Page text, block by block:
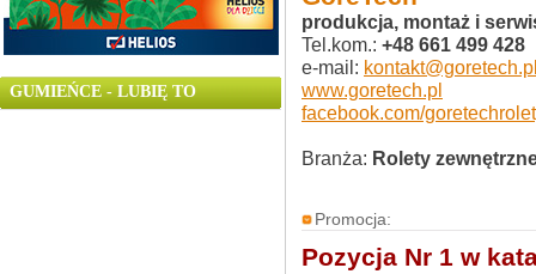
GUMIEŃCE - LUBIĘ TO
produkcja, montaż i
Tel.kom.: +48 661 499 428
e-mail:
www.goretech.pl
facebook.com/
Branża: Rolety
Promocja:
Pozycja Nr 1 w